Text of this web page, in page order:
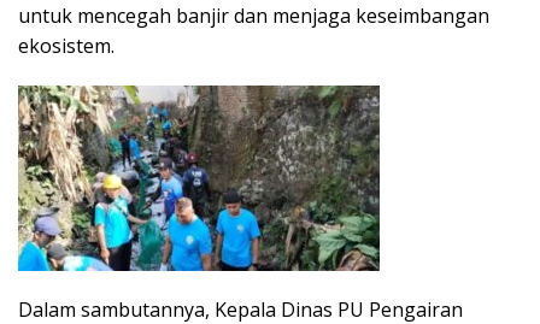
untuk mencegah banjir dan menjaga keseimbangan
ekosistem.
Dalam sambutannya, Kepala Dinas PU Pengairan